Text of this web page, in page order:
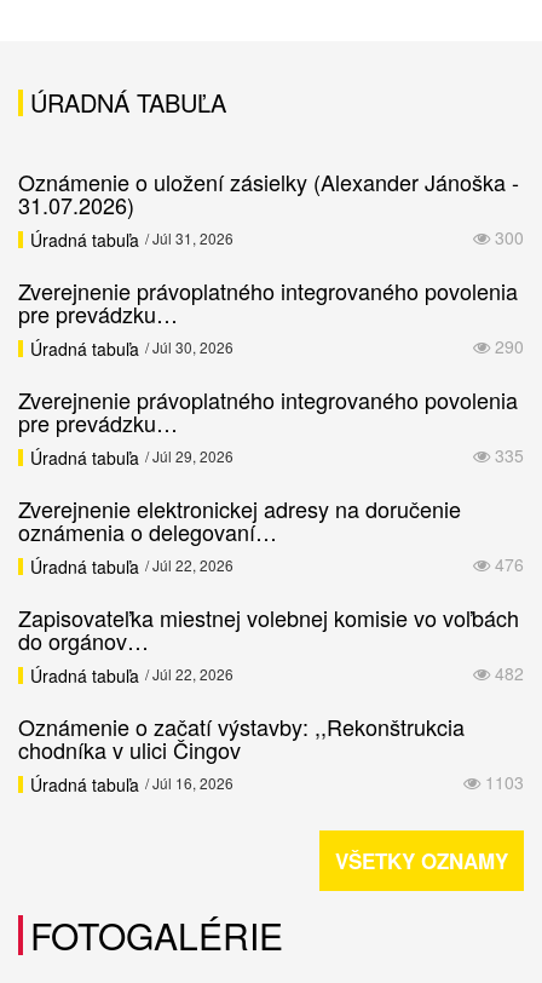
ÚRADNÁ TABUĽA
Oznámenie o uložení zásielky (Alexander Jánoška -
31.07.2026)
300
Úradná tabuľa / Júl 31, 2026
Zverejnenie právoplatného integrovaného povolenia
pre prevádzku…
290
Úradná tabuľa / Júl 30, 2026
Zverejnenie právoplatného integrovaného povolenia
pre prevádzku…
335
Úradná tabuľa / Júl 29, 2026
Zverejnenie elektronickej adresy na doručenie
oznámenia o delegovaní…
476
Úradná tabuľa / Júl 22, 2026
Zapisovateľka miestnej volebnej komisie vo voľbách
do orgánov…
482
Úradná tabuľa / Júl 22, 2026
Oznámenie o začatí výstavby: ,,Rekonštrukcia
chodníka v ulici Čingov
1103
Úradná tabuľa / Júl 16, 2026
VŠETKY OZNAMY
FOTOGALÉRIE